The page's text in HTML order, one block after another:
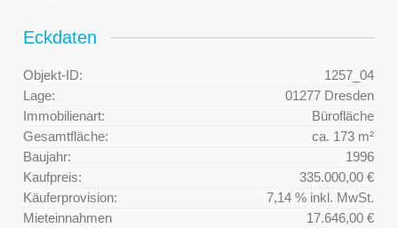
Eckdaten
Objekt-ID:
1257_04
Lage:
01277 Dresden
Immobilienart:
Bürofläche
Gesamtfläche:
ca. 173 m²
Baujahr:
1996
Kaufpreis:
335.000,00 €
Käuferprovision:
7,14 % inkl. MwSt.
Mieteinnahmen
17.646,00 €